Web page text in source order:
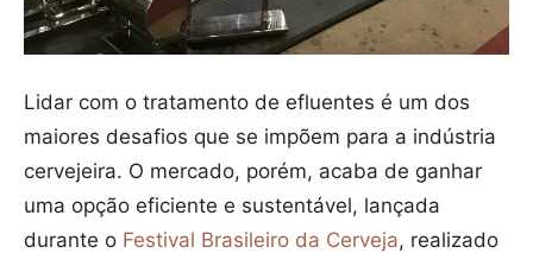
Lidar com o tratamento de efluentes é um dos
maiores desafios que se impõem para a indústria
cervejeira. O mercado, porém, acaba de ganhar
uma opção eficiente e sustentável, lançada
durante o Festival Brasileiro da Cerveja, realizado